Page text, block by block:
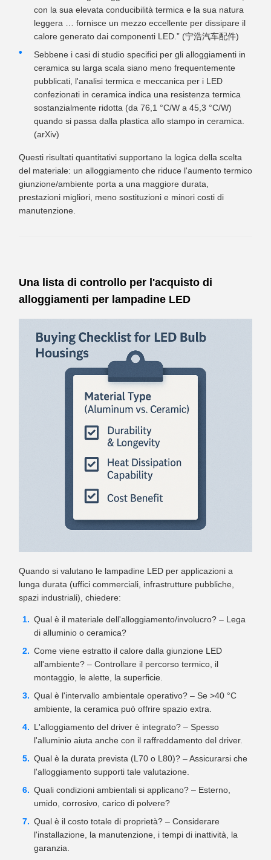
con la sua elevata conducibilità termica e la sua natura
leggera … fornisce un mezzo eccellente per dissipare il
calore generato dai componenti LED.” (宁浩汽车配件)
Sebbene i casi di studio specifici per gli alloggiamenti in
ceramica su larga scala siano meno frequentemente
pubblicati, l'analisi termica e meccanica per i LED
confezionati in ceramica indica una resistenza termica
sostanzialmente ridotta (da 76,1 °C/W a 45,3 °C/W)
quando si passa dalla plastica allo stampo in ceramica.
(arXiv)
Questi risultati quantitativi supportano la logica della scelta
del materiale: un alloggiamento che riduce l'aumento termico
giunzione/ambiente porta a una maggiore durata,
prestazioni migliori, meno sostituzioni e minori costi di
manutenzione.
Una lista di controllo per l'acquisto di
alloggiamenti per lampadine LED
Quando si valutano le lampadine LED per applicazioni a
lunga durata (uffici commerciali, infrastrutture pubbliche,
spazi industriali), chiedere:
Qual è il materiale dell'alloggiamento/involucro? – Lega
di alluminio o ceramica?
Come viene estratto il calore dalla giunzione LED
all'ambiente? – Controllare il percorso termico, il
montaggio, le alette, la superficie.
Qual è l'intervallo ambientale operativo? – Se >40 °C
ambiente, la ceramica può offrire spazio extra.
L'alloggiamento del driver è integrato? – Spesso
l'alluminio aiuta anche con il raffreddamento del driver.
Qual è la durata prevista (L70 o L80)? – Assicurarsi che
l'alloggiamento supporti tale valutazione.
Quali condizioni ambientali si applicano? – Esterno,
umido, corrosivo, carico di polvere?
Qual è il costo totale di proprietà? – Considerare
l'installazione, la manutenzione, i tempi di inattività, la
garanzia.